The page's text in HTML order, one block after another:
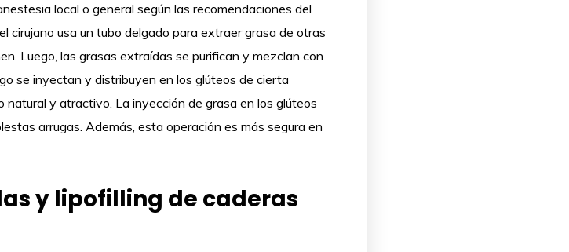
local o general según las recomendaciones del
cirujano usa un tubo delgado para extraer grasa de otras
Luego, las grasas extraídas se purifican y mezclan con
se inyectan y distribuyen en los glúteos de cierta
y atractivo. La inyección de grasa en los glúteos
arrugas. Además, esta operación es más segura en
y lipofilling de caderas